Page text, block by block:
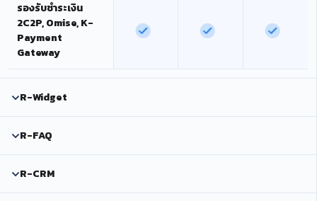
รองรับชำระเงิน
2C2P, Omise, K-
Payment
Gateway
R-Widget
R-FAQ
R-CRM